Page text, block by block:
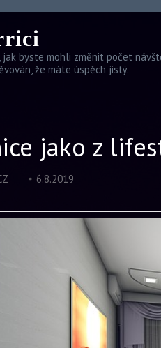
jak byste mohli změnit počet
že máte úspěch jistý.
jako z
6.8.2019